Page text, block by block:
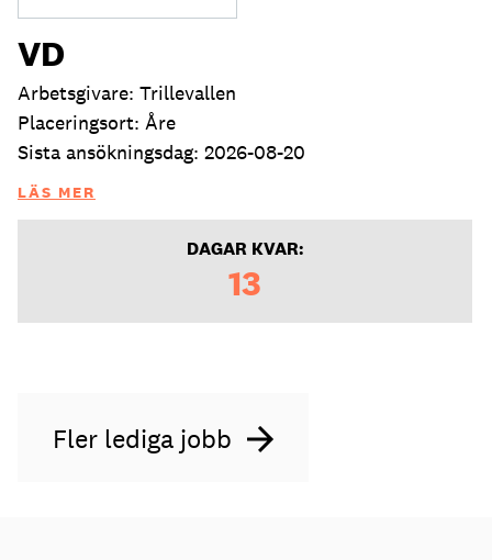
VD
Arbetsgivare: Trillevallen
Placeringsort: Åre
Sista ansökningsdag: 2026-08-20
LÄS MER
DAGAR KVAR:
13
Fler lediga jobb